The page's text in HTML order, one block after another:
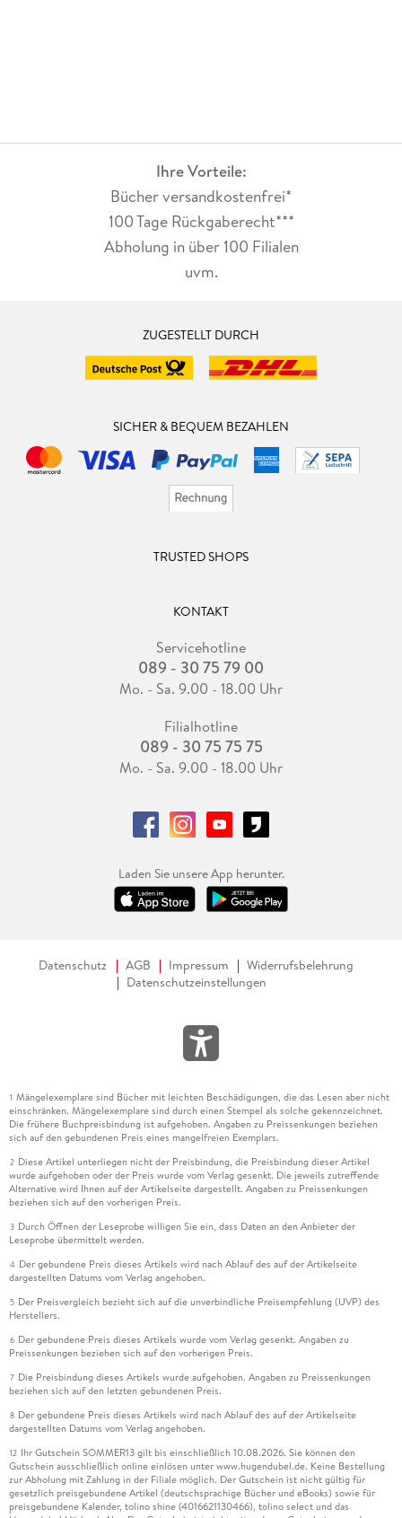
Ihre Vorteile:
Bücher versandkostenfrei*
100 Tage Rückgaberecht***
Abholung in über 100 Filialen
uvm.
ZUGESTELLT DURCH
SICHER & BEQUEM BEZAHLEN
TRUSTED SHOPS
KONTAKT
Servicehotline
089 - 30 75 79 00
Mo. - Sa. 9.00 - 18.00 Uhr
Filialhotline
089 - 30 75 75 75
Mo. - Sa. 9.00 - 18.00 Uhr
Laden Sie unsere App herunter.
Datenschutz AGB Impressum
Widerrufsbelehrung
Datenschutzeinstellungen
1 Mängelexemplare sind Bücher mit leichten Beschädigungen, die das Lesen aber nicht
einschränken. Mängelexemplare sind durch einen Stempel als solche gekennzeichnet.
Die frühere Buchpreisbindung ist aufgehoben. Angaben zu Preissenkungen beziehen
sich auf den gebundenen Preis eines mangelfreien Exemplars.
2 Diese Artikel unterliegen nicht der Preisbindung, die Preisbindung dieser Artikel
wurde aufgehoben oder der Preis wurde vom Verlag gesenkt. Die jeweils zutreffende
Alternative wird Ihnen auf der Artikelseite dargestellt. Angaben zu Preissenkungen
beziehen sich auf den vorherigen Preis.
3 Durch Öffnen der Leseprobe willigen Sie ein, dass Daten an den Anbieter der
Leseprobe übermittelt werden.
4 Der gebundene Preis dieses Artikels wird nach Ablauf des auf der Artikelseite
dargestellten Datums vom Verlag angehoben.
5 Der Preisvergleich bezieht sich auf die unverbindliche Preisempfehlung (UVP) des
Herstellers.
6 Der gebundene Preis dieses Artikels wurde vom Verlag gesenkt. Angaben zu
Preissenkungen beziehen sich auf den vorherigen Preis.
7 Die Preisbindung dieses Artikels wurde aufgehoben. Angaben zu Preissenkungen
beziehen sich auf den letzten gebundenen Preis.
8 Der gebundene Preis dieses Artikels wird nach Ablauf des auf der Artikelseite
dargestellten Datums vom Verlag angehoben.
12 Ihr Gutschein SOMMER13 gilt bis einschließlich 10.08.2026. Sie können den
Gutschein ausschließlich online einlösen unter www.hugendubel.de. Keine Bestellung
zur Abholung mit Zahlung in der Filiale möglich. Der Gutschein ist nicht gültig für
gesetzlich preisgebundene Artikel (deutschsprachige Bücher und eBooks) sowie für
preisgebundene Kalender, tolino shine (4016621130466), tolino select und das